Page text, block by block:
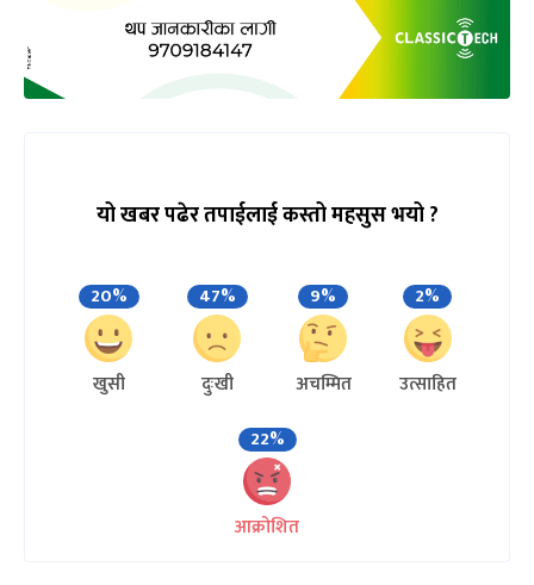
यो खबर पढेर तपाईलाई कस्तो महसुस भयो ?
20%
खुसी
47%
दुःखी
9%
अचम्मित
2%
उत्साहित
22%
आक्रोशित